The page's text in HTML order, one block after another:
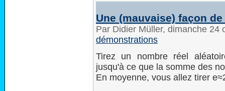
Une (mauvaise) façon
Par Didier Müller, dimanche
démonstrations
Tirez un nombre réel
jusqu'à ce que la somme des
En moyenne, vous allez tirer